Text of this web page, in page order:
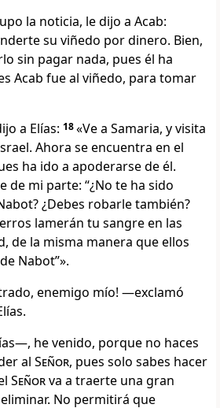
la noticia, le dijo a Acab:
su viñedo por dinero. Bien,
sin pagar nada, pues él ha
Acab fue al viñedo, para tomar
a Elías: 18«Ve a Samaria, y visita
Ahora se encuentra en el
ha ido a apoderarse de él.
de mi parte: “¿No te ha sido
¿Debes robarle también?
lamerán tu sangre en las
de la misma manera que ellos
Nabot”».
enemigo mío! —exclamó
he venido, porque no haces
al Señor, pues solo sabes hacer
Señorva a traerte una gran
No permitirá que